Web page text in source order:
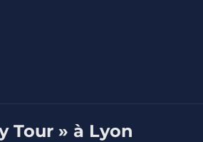
Tour » à Lyon